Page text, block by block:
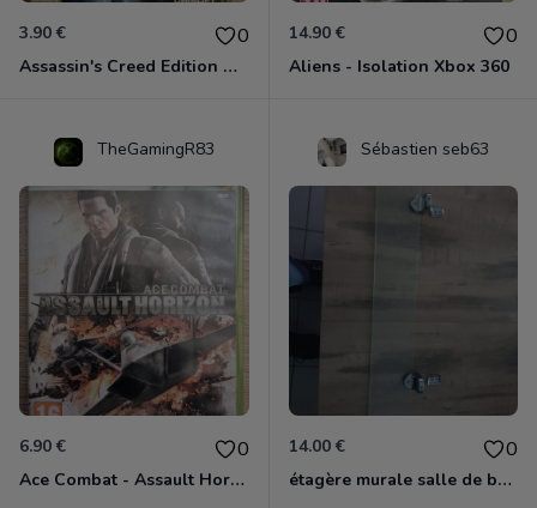
3.90 € 0
Assassin's Creed Edition Classics Xbox 360
14.90 € 0
Aliens - Isolation Xbox 360
TheGamingR83
6.90 € 0
Ace Combat - Assault Horizon Xbox 360
Sébastien seb63
14.00 € 0
étagère murale salle de bain